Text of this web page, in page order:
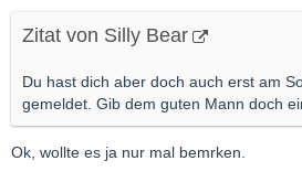
Zitat von Silly Bear
Du hast dich aber doch auch erst am
gemeldet. Gib dem guten Mann doch
Ok, wollte es ja nur mal bemrken.